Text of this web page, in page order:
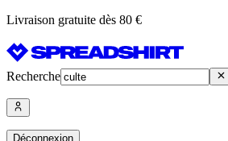
Livraison gratuite dès 80 €
Recherche
Déconnexion